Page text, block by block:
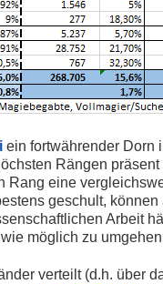
ein fortwährender Dorn
Rängen
eine
geschult,
Arbeit
möglich zu
verteilt (d.h. über